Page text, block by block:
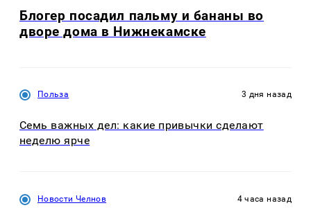
Блогер посадил пальму и бананы во
дворе дома в Нижнекамске
Польза 3 дня назад
Семь важных дел: какие привычки сделают
неделю ярче
Новости Челнов 4 часа назад